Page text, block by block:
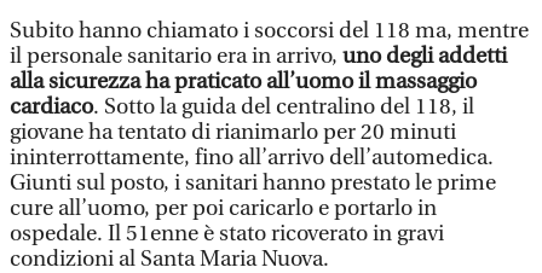
Subito hanno chiamato i soccorsi del 118 ma, mentre
il personale sanitario era in arrivo, uno degli addetti
alla sicurezza ha praticato all’uomo il massaggio
cardiaco. Sotto la guida del centralino del 118, il
giovane ha tentato di rianimarlo per 20 minuti
ininterrottamente, fino all’arrivo dell’automedica.
Giunti sul posto, i sanitari hanno prestato le prime
cure all’uomo, per poi caricarlo e portarlo in
ospedale. Il 51enne è stato ricoverato in gravi
condizioni al Santa Maria Nuova.